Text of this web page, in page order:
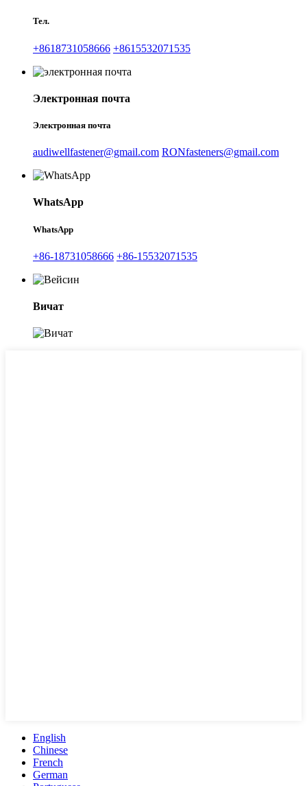
Тел.
+8618731058666 +8615532071535
Электронная почта
Электронная почта
audiwellfastener@gmail.com RONfasteners@gmail.com
WhatsApp
WhatsApp
+86-18731058666 +86-15532071535
Вичат
English
Chinese
French
German